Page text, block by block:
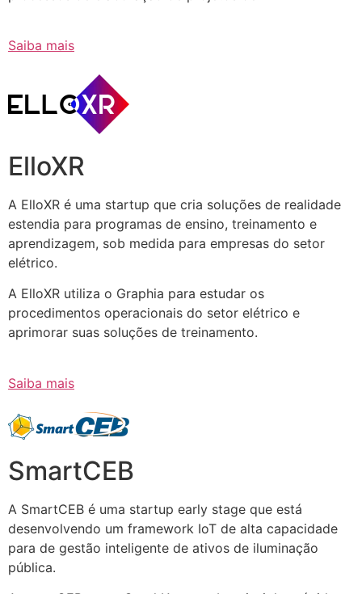
Saiba mais
ElloXR
A ElloXR é uma startup que cria soluções de realidade
estendia para programas de ensino, treinamento e
aprendizagem, sob medida para empresas do setor
elétrico.
A ElloXR utiliza o Graphia para estudar os
procedimentos operacionais do setor elétrico e
aprimorar suas soluções de treinamento.
Saiba mais
SmartCEB
A SmartCEB é uma startup early stage que está
desenvolvendo um framework IoT de alta capacidade
para de gestão inteligente de ativos de iluminação
pública.